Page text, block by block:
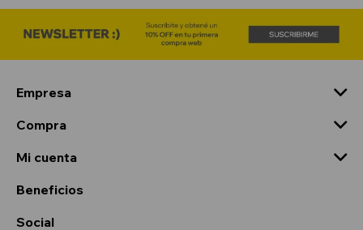
Empresa
Compra
Mi cuenta
Beneficios
Social